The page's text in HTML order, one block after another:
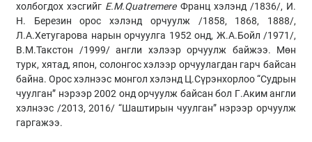
холбогдох хэсгийг E.M.Quatremere Франц хэлэнд /1836/, И.
Н. Березин орос хэлэнд орчуулж /1858, 1868, 1888/,
Л.А.Хетугарова нарын орчуулга 1952 онд, Ж.А.Бойл /1971/,
В.М.Такстон /1999/ англи хэлээр орчуулж байжээ. Мөн
турк, хятад, япон, солонгос хэлээр орчуулагдан гарч байсан
байна. Орос хэлнээс монгол хэлэнд Ц.Сүрэнхорлоо “Судрын
чуулган” нэрээр 2002 онд орчуулж байсан бол Г.Аким англи
хэлнээс /2013, 2016/ “Шаштирын чуулган” нэрээр орчуулж
гаргажээ.